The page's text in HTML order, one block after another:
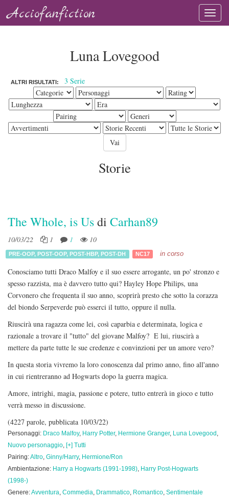
Acciofanfiction
Luna Lovegood
ALTRI RISULTATI: 3 Serie
Storie
The Whole, is Usdi Carhan89
10/03/22 1 1 10
PRE-OOP,POST-OOP,POST-HBP,POST-DH NC17 in corso
Conosciamo tutti Draco Malfoy e il suo essere arrogante, un po' stronzo e
spesso razzista, ma è davvero tutto qui? Hayley Hope Philips, una
Corvonero che frequenta il suo anno, scoprirà presto che sotto la corazza
del biondo Serpeverde può esserci il tutto, oppure il nulla.
Riuscirà una ragazza come lei, così caparbia e determinata, logica e
razionale a trovare il "tutto" del giovane Malfoy? E lui, riuscirà a
mettere da parte tutte le sue credenze e convinzioni per un amore vero?
In questa storia vivremo la loro conoscenza dal primo anno, fino all'anno
in cui rientreranno ad Hogwarts dopo la guerra magica.
Amore, intrighi, magia, passione e potere, tutto entrerà in gioco e tutto
verrà messo in discussione.
(4227 parole, pubblicata 10/03/22)
Personaggi: Draco Malfoy, Harry Potter, Hermione Granger, Luna Lovegood ,
Nuovo personaggio, [+] Tutti
Pairing:Altro, Ginny/Harry, Hermione/Ron
Ambientazione: Harry a Hogwarts (1991-1998), Harry Post-Hogwarts
(1998-)
Genere:Avventura, Commedia, Drammatico, Romantico, Sentimentale